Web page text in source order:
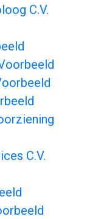
C.V.
C.V.